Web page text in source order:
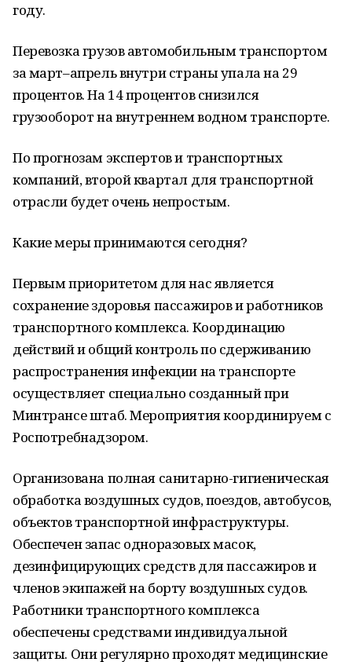
году.
Перевозка грузов автомобильным транспортом
за март–апрель внутри страны упала на 29
процентов. На 14 процентов снизился
грузооборот на внутреннем водном транспорте.
По прогнозам экспертов и транспортных
компаний, второй квартал для транспортной
отрасли будет очень непростым.
Какие меры принимаются сегодня?
Первым приоритетом для нас является
сохранение здоровья пассажиров и работников
транспортного комплекса. Координацию
действий и общий контроль по сдерживанию
распространения инфекции на транспорте
осуществляет специально созданный при
Минтрансе штаб. Мероприятия координируем с
Роспотребнадзором.
Организована полная санитарно-гигиеническая
обработка воздушных судов, поездов, автобусов,
объектов транспортной инфраструктуры.
Обеспечен запас одноразовых масок,
дезинфицирующих средств для пассажиров и
членов экипажей на борту воздушных судов.
Работники транспортного комплекса
обеспечены средствами индивидуальной
защиты. Они регулярно проходят медицинские